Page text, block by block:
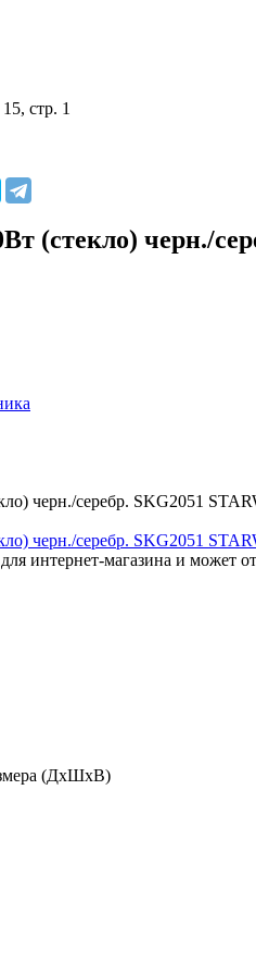
стр. 1
(стекло) черн./
черн./серебр. SKG2051
интернет-магазина и может
(ДхШхВ)